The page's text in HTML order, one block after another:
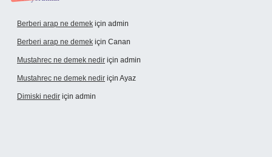
Berberi arap ne demek için admin
Berberi arap ne demek için Canan
Mustahrec ne demek nedir için admin
Mustahrec ne demek nedir için Ayaz
Dimiski nedir için admin